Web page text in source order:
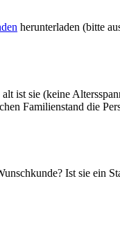
herunterladen (bitte
ist sie (keine
Familienstand die
Ist sie ein